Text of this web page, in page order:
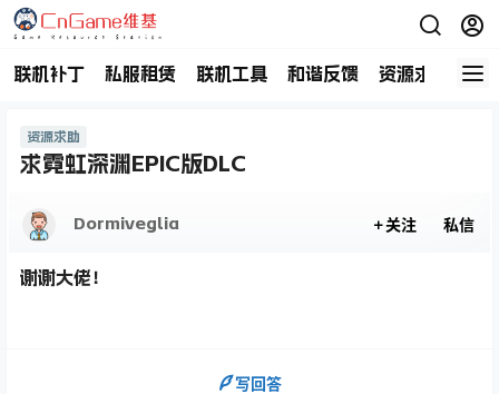
联机补丁 私服租赁 联机工具 和谐反馈 资源求助 商
资源求助
求霓虹深渊EPIC版DLC
Dormiveglia 关注 私信
谢谢大佬！
写回答